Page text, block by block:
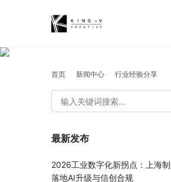
首页 新闻中心 行业经验分享
最新发布
2026工业数字化新拐点：上海
落地AI升级与信创合规